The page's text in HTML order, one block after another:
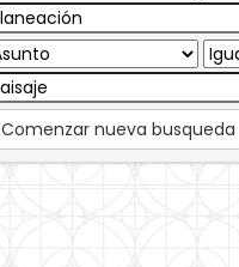
Comenzar nueva busqueda